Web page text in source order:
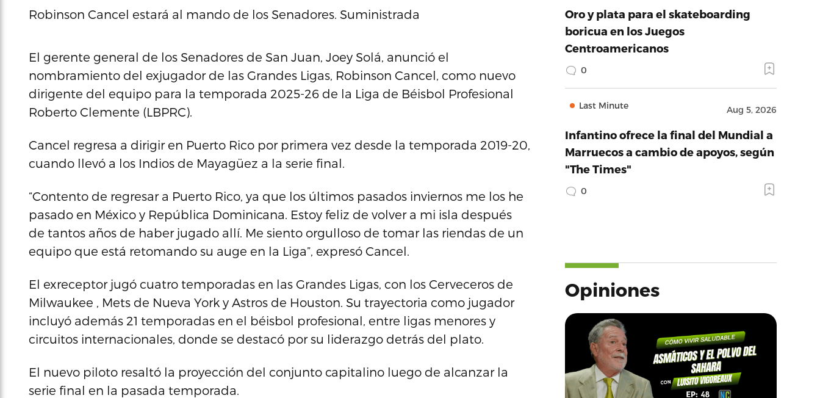
Robinson Cancel estará al mando de los Senadores. Suministrada
El gerente general de los Senadores de San Juan, Joey Solá, anunció el
nombramiento del exjugador de las Grandes Ligas, Robinson Cancel, como nuevo
dirigente del equipo para la temporada 2025-26 de la Liga de Béisbol Profesional
Roberto Clemente (LBPRC).
Cancel regresa a dirigir en Puerto Rico por primera vez desde la temporada 2019-20,
cuando llevó a los Indios de Mayagüez a la serie final.
“Contento de regresar a Puerto Rico, ya que los últimos pasados inviernos me los he
pasado en México y República Dominicana. Estoy feliz de volver a mi isla después
de tantos años de haber jugado allí. Me siento orgulloso de tomar las riendas de un
equipo que está retomando su auge en la Liga”, expresó Cancel.
El exreceptor jugó cuatro temporadas en las Grandes Ligas, con los Cerveceros de
Milwaukee , Mets de Nueva York y Astros de Houston. Su trayectoria como jugador
incluyó además 21 temporadas en el béisbol profesional, entre ligas menores y
circuitos internacionales, donde se destacó por su liderazgo detrás del plato.
El nuevo piloto resaltó la proyección del conjunto capitalino luego de alcanzar la
serie final en la pasada temporada.
Oro y plata para el skateboarding
boricua en los Juegos
Centroamericanos
0
Last Minute Aug 5, 2026
Infantino ofrece la final del Mundial a
Marruecos a cambio de apoyos, según
"The Times"
0
Opiniones